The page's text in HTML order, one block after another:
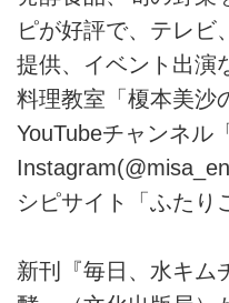
ピが好評で、テレビ
提供、イベント出演
料理教室「榎本美沙
YouTubeチャンネル
シピサイト「ふたり
新刊『毎日、水キム